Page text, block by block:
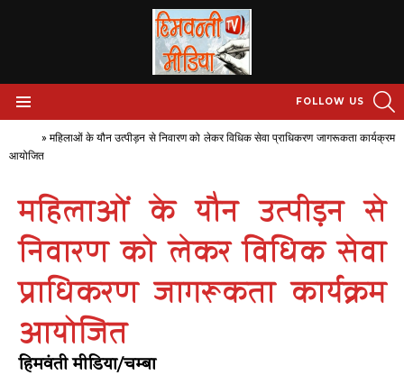
FOLLOW US
» महिलाओं के यौन उत्पीड़न से निवारण को लेकर विधिक सेवा प्राधिकरण जागरूकता कार्यक्रम
आयोजित
महिलाओं के यौन उत्पीड़न से
निवारण को लेकर विधिक सेवा
प्राधिकरण जागरूकता कार्यक्रम
आयोजित
हिमवंती मीडिया/चम्बा